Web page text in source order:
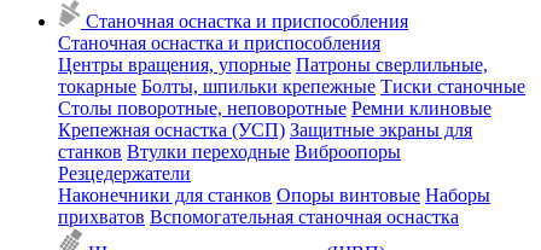
Станочная оснастка и приспособления
Станочная оснастка и приспособления
Центры вращения, упорные Патроны сверлильные,
токарные Болты, шпильки крепежные Тиски станочные
Столы поворотные, неповоротные Ремни клиновые
Крепежная оснастка (УСП) Защитные экраны для
станков Втулки переходные Виброопоры
Резцедержатели
Наконечники для станков Опоры винтовые Наборы
прихватов Вспомогательная станочная оснастка